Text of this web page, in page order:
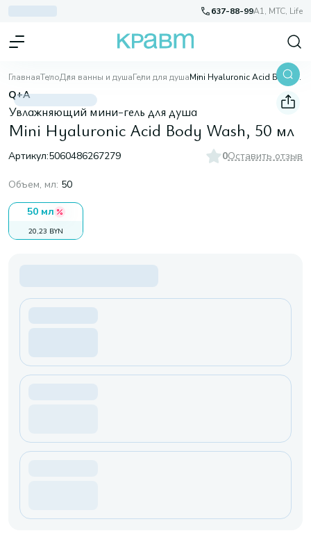
637-88-99A1, МТС, Life
ГлавнаяТелоДля ванны и душаГели для душа Mini Hyaluronic Acid Body Wash, 50 мл
Q+A
Увлажняющий мини-гель для душа
Mini Hyaluronic Acid Body Wash, 50 мл
Артикул:5060486267279 0Оставить отзыв
Объем, мл: 50
50 мл
20,23 BYN